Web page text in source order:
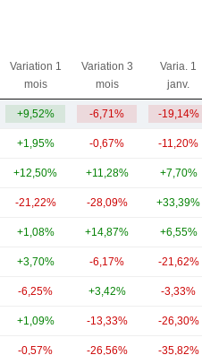
Variation 1
mois
Variation 3
mois
Varia. 1
janv.
+9,52% -6,71% -19,14%
+1,95% -0,67% -11,20%
+12,50% +11,28% +7,70%
-21,22% -28,09% +33,39%
+1,08% +14,87% +6,55%
+3,70% -6,17% -21,62%
-6,25% +3,42% -3,33%
+1,09% -13,33% -26,30%
-0,57% -26,56% -35,82%